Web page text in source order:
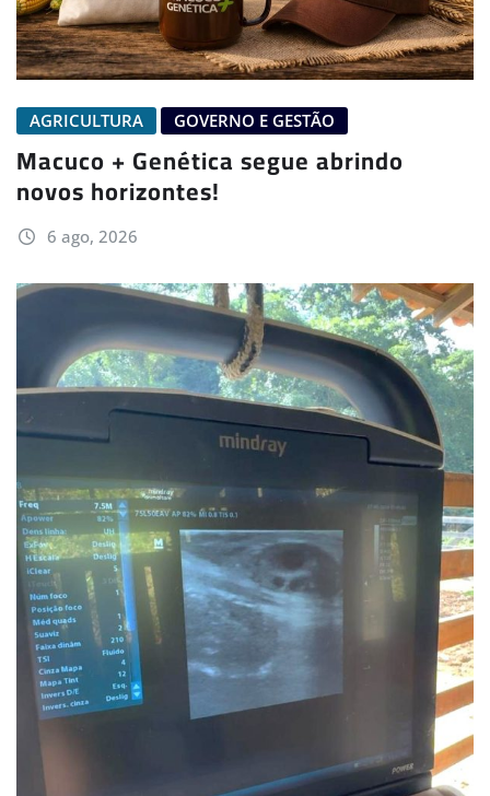
AGRICULTURA GOVERNO E GESTÃO
Macuco + Genética segue abrindo
novos horizontes!
6 ago, 2026